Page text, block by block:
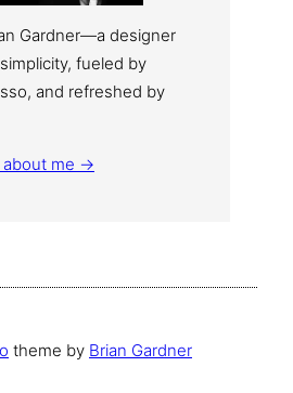
Gardner—a designer
fueled by
and refreshed by
about me →
theme by Brian Gardner